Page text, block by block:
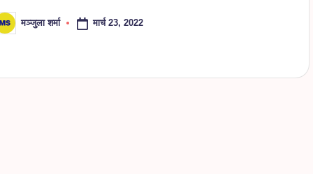
मञ्जुला शर्मा मार्च 23, 2022